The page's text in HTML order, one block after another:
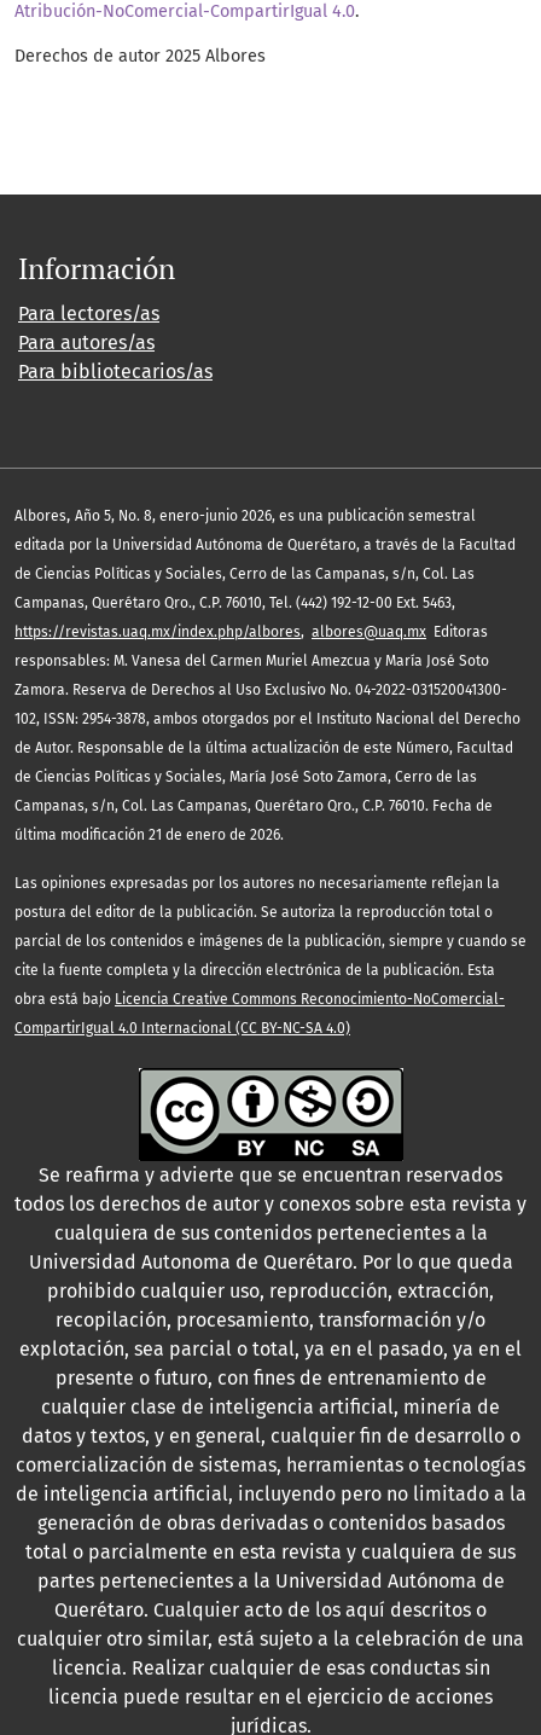
Atribución-NoComercial-CompartirIgual 4.0.
Derechos de autor 2025 Albores
Información
Para lectores/as
Para autores/as
Para bibliotecarios/as
Albores, Año 5, No. 8, enero-junio 2026, es una publicación semestral
editada por la Universidad Autónoma de Querétaro, a través de la Facultad
de Ciencias Políticas y Sociales, Cerro de las Campanas, s/n, Col. Las
Campanas, Querétaro Qro., C.P. 76010, Tel. (442) 192-12-00 Ext. 5463,
https://revistas.uaq.mx/index.php/albores, albores@uaq.mx Editoras
responsables: M. Vanesa del Carmen Muriel Amezcua y María José Soto
Zamora. Reserva de Derechos al Uso Exclusivo No. 04-2022-031520041300-
102, ISSN: 2954-3878, ambos otorgados por el Instituto Nacional del Derecho
de Autor. Responsable de la última actualización de este Número, Facultad
de Ciencias Políticas y Sociales, María José Soto Zamora, Cerro de las
Campanas, s/n, Col. Las Campanas, Querétaro Qro., C.P. 76010. Fecha de
última modificación 21 de enero de 2026.
Las opiniones expresadas por los autores no necesariamente reflejan la
postura del editor de la publicación. Se autoriza la reproducción total o
parcial de los contenidos e imágenes de la publicación, siempre y cuando se
cite la fuente completa y la dirección electrónica de la publicación. Esta
obra está bajo Licencia Creative Commons Reconocimiento-NoComercial-
CompartirIgual 4.0 Internacional (CC BY-NC-SA 4.0)
Se reafirma y advierte que se encuentran reservados
todos los derechos de autor y conexos sobre esta revista y
cualquiera de sus contenidos pertenecientes a la
Universidad Autonoma de Querétaro. Por lo que queda
prohibido cualquier uso, reproducción, extracción,
recopilación, procesamiento, transformación y/o
explotación, sea parcial o total, ya en el pasado, ya en el
presente o futuro, con fines de entrenamiento de
cualquier clase de inteligencia artificial, minería de
datos y textos, y en general, cualquier fin de desarrollo o
comercialización de sistemas, herramientas o tecnologías
de inteligencia artificial, incluyendo pero no limitado a la
generación de obras derivadas o contenidos basados
total o parcialmente en esta revista y cualquiera de sus
partes pertenecientes a la Universidad Autónoma de
Querétaro. Cualquier acto de los aquí descritos o
cualquier otro similar, está sujeto a la celebración de una
licencia. Realizar cualquier de esas conductas sin
licencia puede resultar en el ejercicio de acciones
jurídicas.